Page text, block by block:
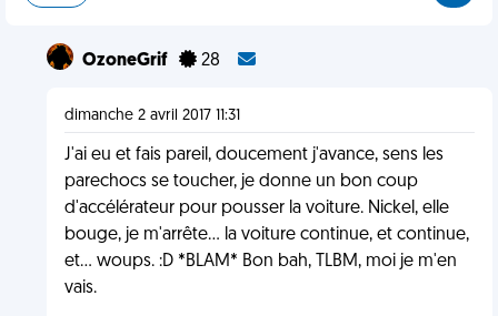
OzoneGrif 28
dimanche 2 avril 2017 11:31
J'ai eu et fais pareil, doucement j'avance, sens les
parechocs se toucher, je donne un bon coup
d'accélérateur pour pousser la voiture. Nickel, elle
bouge, je m'arrête... la voiture continue, et continue,
et... woups. :D *BLAM* Bon bah, TLBM, moi je m'en
vais.